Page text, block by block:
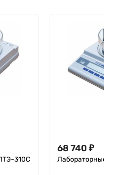
310С
68 740 ₽
Лабораторные